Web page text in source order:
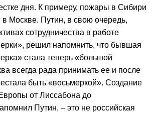
дня. К примеру, пожары в Сибири
Москве. Путин, в свою очередь,
сотрудничества в работе
решил напомнить, что бывшая
стала теперь «большой
всегда рада принимать ее и после
быть «восьмеркой». Создание
от Лиссабона до
Путин, – это не российская